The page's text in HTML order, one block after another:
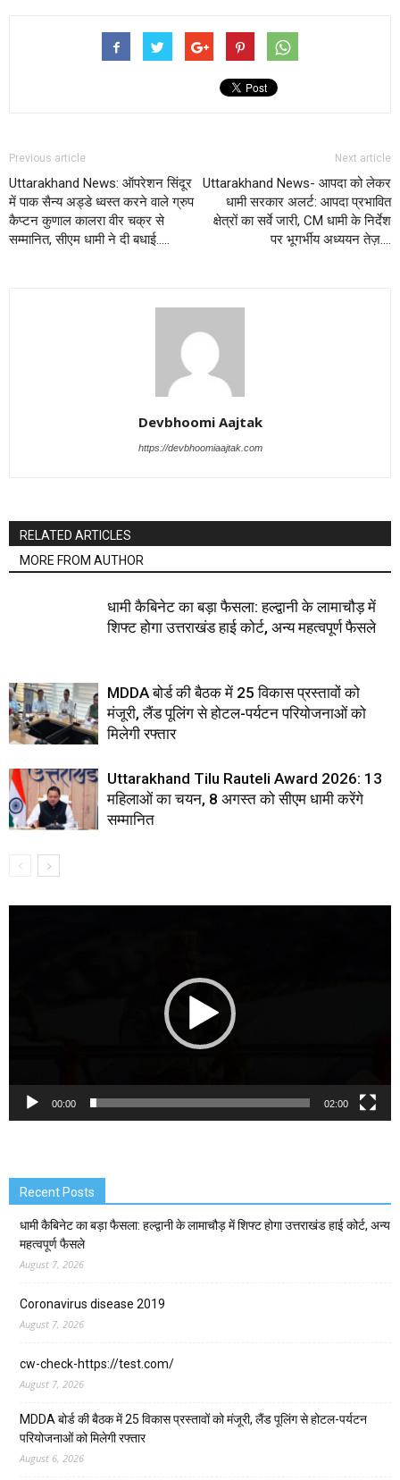
Previous article
Uttarakhand News: ऑपरेशन सिंदूर
में पाक सैन्य अड्डे ध्वस्त करने वाले ग्रुप
कैप्टन कुणाल कालरा वीर चक्र से
सम्मानित, सीएम धामी ने दी बधाई…..
Next article
Uttarakhand News- आपदा को लेकर
धामी सरकार अलर्ट: आपदा प्रभावित
क्षेत्रों का सर्वे जारी, CM धामी के निर्देश
पर भूगर्भीय अध्ययन तेज़….
Devbhoomi Aajtak
https://devbhoomiaajtak.com
RELATED ARTICLES
MORE FROM AUTHOR
धामी कैबिनेट का बड़ा फैसला: हल्द्वानी के लामाचौड़ में
शिफ्ट होगा उत्तराखंड हाई कोर्ट, अन्य महत्वपूर्ण फैसले
MDDA बोर्ड की बैठक में 25 विकास प्रस्तावों को
मंजूरी, लैंड पूलिंग से होटल-पर्यटन परियोजनाओं को
मिलेगी रफ्तार
Uttarakhand Tilu Rauteli Award 2026: 13
महिलाओं का चयन, 8 अगस्त को सीएम धामी करेंगे
सम्मानित
00:00 02:00
Recent Posts
धामी कैबिनेट का बड़ा फैसला: हल्द्वानी के लामाचौड़ में शिफ्ट होगा उत्तराखंड हाई कोर्ट, अन्य
महत्वपूर्ण फैसले
August 7, 2026
Coronavirus disease 2019
August 7, 2026
cw-check-https://test.com/
August 7, 2026
MDDA बोर्ड की बैठक में 25 विकास प्रस्तावों को मंजूरी, लैंड पूलिंग से होटल-पर्यटन
परियोजनाओं को मिलेगी रफ्तार
August 6, 2026